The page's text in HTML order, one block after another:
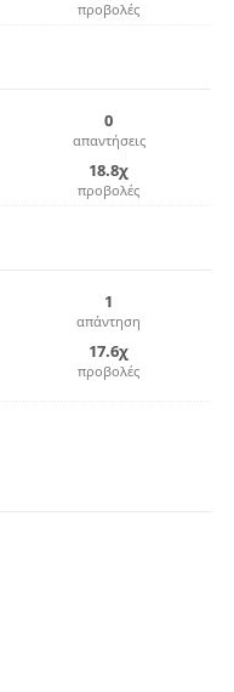
προβολές
0
απαντήσεις
18.8χ
προβολές
1
απάντηση
17.6χ
προβολές